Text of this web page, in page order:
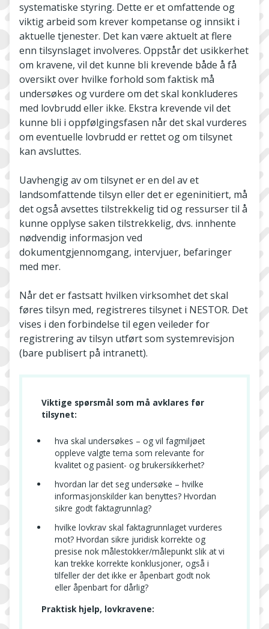
systematiske styring. Dette er et omfattende og
viktig arbeid som krever kompetanse og innsikt i
aktuelle tjenester. Det kan være aktuelt at flere
enn tilsynslaget involveres. Oppstår det usikkerhet
om kravene, vil det kunne bli krevende både å få
oversikt over hvilke forhold som faktisk må
undersøkes og vurdere om det skal konkluderes
med lovbrudd eller ikke. Ekstra krevende vil det
kunne bli i oppfølgingsfasen når det skal vurderes
om eventuelle lovbrudd er rettet og om tilsynet
kan avsluttes.
Uavhengig av om tilsynet er en del av et
landsomfattende tilsyn eller det er egeninitiert, må
det også avsettes tilstrekkelig tid og ressurser til å
kunne opplyse saken tilstrekkelig, dvs. innhente
nødvendig informasjon ved
dokumentgjennomgang, intervjuer, befaringer
med mer.
Når det er fastsatt hvilken virksomhet det skal
føres tilsyn med, registreres tilsynet i NESTOR. Det
vises i den forbindelse til egen veileder for
registrering av tilsyn utført som systemrevisjon
(bare publisert på intranett).
Viktige spørsmål som må avklares før
tilsynet:
hva skal undersøkes – og vil fagmiljøet
oppleve valgte tema som relevante for
kvalitet og pasient- og brukersikkerhet?
hvordan lar det seg undersøke – hvilke
informasjonskilder kan benyttes? Hvordan
sikre godt faktagrunnlag?
hvilke lovkrav skal faktagrunnlaget vurderes
mot? Hvordan sikre juridisk korrekte og
presise nok målestokker/målepunkt slik at vi
kan trekke korrekte konklusjoner, også i
tilfeller der det ikke er åpenbart godt nok
eller åpenbart for dårlig?
Praktisk hjelp, lovkravene: